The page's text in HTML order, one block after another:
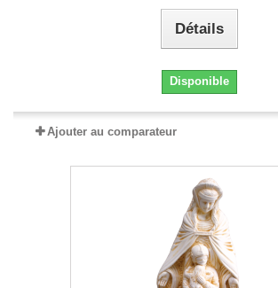
Détails
Disponible
Ajouter au comparateur